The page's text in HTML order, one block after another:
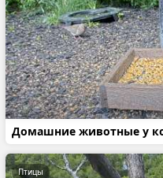
Домашние животные у
Птицы